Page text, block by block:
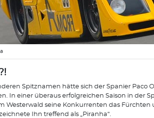
Spitznamen hätte sich der Spanier Paco
In einer überaus erfolgreichen Saison in der
Westerwald seine Konkurrenten das
Ihn treffend als „Piranha“.